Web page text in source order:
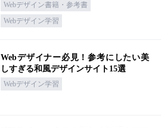
Webデザイン書籍・参考書
Webデザイン学習
Webデザイナー必見！参考にしたい美
しすぎる和風デザインサイト15選
Webデザイン学習